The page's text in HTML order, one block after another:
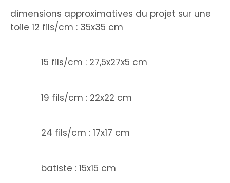
dimensions approximatives du projet sur une
toile 12 fils/cm : 35x35 cm
15 fils/cm : 27,5x27x5 cm
19 fils/cm : 22x22 cm
24 fils/cm : 17x17 cm
batiste : 15x15 cm